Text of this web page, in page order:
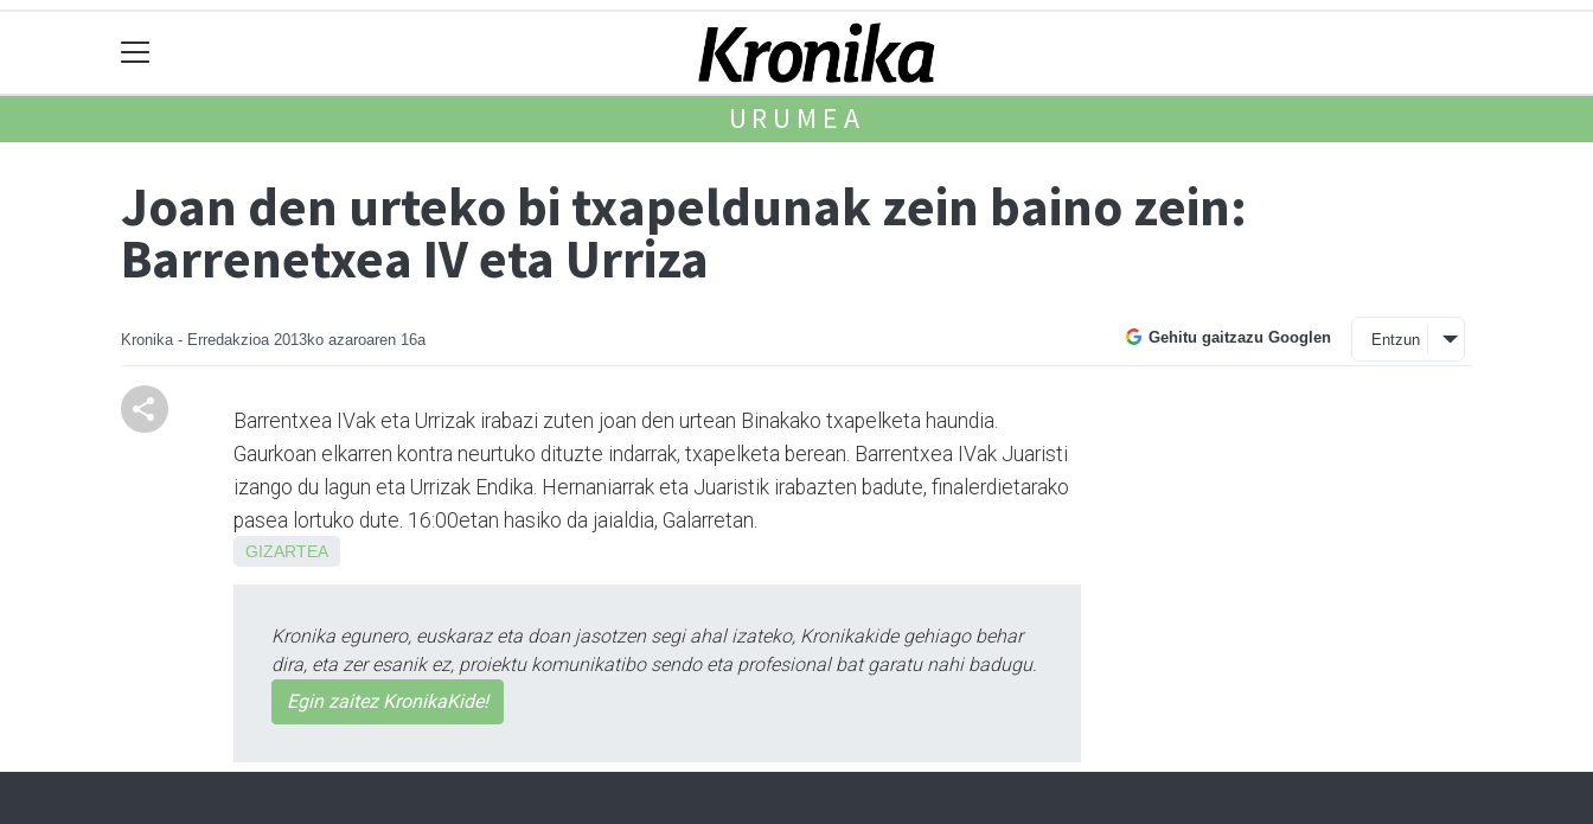
URUMEA
Joan den urteko bi txapeldunak zein baino zein:
Barrenetxea IV eta Urriza
Kronika - Erredakzioa 2013ko azaroaren 16a Gehitu gaitzazu Googlen Entzun
Barrentxea IVak eta Urrizak irabazi zuten joan den urtean Binakako txapelketa haundia.
Gaurkoan elkarren kontra neurtuko dituzte indarrak, txapelketa berean. Barrentxea IVak Juaristi
izango du lagun eta Urrizak Endika. Hernaniarrak eta Juaristik irabazten badute, finalerdietarako
pasea lortuko dute. 16:00etan hasiko da jaialdia, Galarretan.
GIZARTEA
Kronika egunero, euskaraz eta doan jasotzen segi ahal izateko, Kronikakide gehiago behar
dira, eta zer esanik ez, proiektu komunikatibo sendo eta profesional bat garatu nahi badugu.
Egin zaitez KronikaKide!